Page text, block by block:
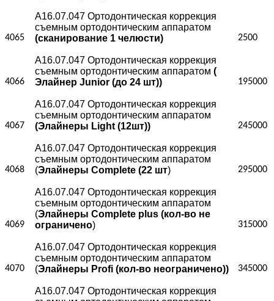
4065
А16.07.047 Ортодонтическая коррекция
съемным ортодонтическим аппаратом
(сканирование 1 челюсти)
2500
4066
А16.07.047 Ортодонтическая коррекция
съемным ортодонтическим аппаратом (
Элайнер Junior (до 24 шт))
195000
4067
А16.07.047 Ортодонтическая коррекция
съемным ортодонтическим аппаратом
(Элайнеры Light (12шт))
245000
4068
А16.07.047 Ортодонтическая коррекция
съемным ортодонтическим аппаратом
(Элайнеры Complete (22 шт) 295000
4069
А16.07.047 Ортодонтическая коррекция
съемным ортодонтическим аппаратом
(Элайнеры Complete plus (кол-во не
ограничено) 315000
4070
А16.07.047 Ортодонтическая коррекция
съемным ортодонтическим аппаратом
(Элайнеры Profi (кол-во неограничено)) 345000
А16.07.047 Ортодонтическая коррекция